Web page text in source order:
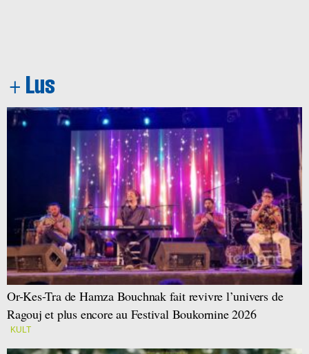
Or-Kes-Tra de Hamza Bouchnak fait revivre l’univers de
Ragouj et plus encore au Festival Boukornine 2026
KULT